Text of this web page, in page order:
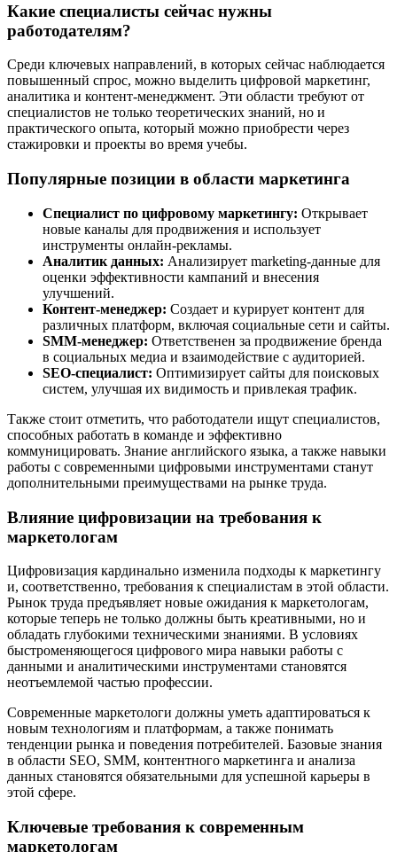
Какие специалисты сейчас нужны
работодателям?
Среди ключевых направлений, в которых сейчас наблюдается
повышенный спрос, можно выделить цифровой маркетинг,
аналитика и контент-менеджмент. Эти области требуют от
специалистов не только теоретических знаний, но и
практического опыта, который можно приобрести через
стажировки и проекты во время учебы.
Популярные позиции в области маркетинга
Специалист по цифровому маркетингу: Открывает
новые каналы для продвижения и использует
инструменты онлайн-рекламы.
Аналитик данных: Анализирует marketing-данные для
оценки эффективности кампаний и внесения
улучшений.
Контент-менеджер: Создает и курирует контент для
различных платформ, включая социальные сети и сайты.
SMM-менеджер: Ответственен за продвижение бренда
в социальных медиа и взаимодействие с аудиторией.
SEO-специалист: Оптимизирует сайты для поисковых
систем, улучшая их видимость и привлекая трафик.
Также стоит отметить, что работодатели ищут специалистов,
способных работать в команде и эффективно
коммуницировать. Знание английского языка, а также навыки
работы с современными цифровыми инструментами станут
дополнительными преимуществами на рынке труда.
Влияние цифровизации на требования к
маркетологам
Цифровизация кардинально изменила подходы к маркетингу
и, соответственно, требования к специалистам в этой области.
Рынок труда предъявляет новые ожидания к маркетологам,
которые теперь не только должны быть креативными, но и
обладать глубокими техническими знаниями. В условиях
быстроменяющегося цифрового мира навыки работы с
данными и аналитическими инструментами становятся
неотъемлемой частью профессии.
Современные маркетологи должны уметь адаптироваться к
новым технологиям и платформам, а также понимать
тенденции рынка и поведения потребителей. Базовые знания
в области SEO, SMM, контентного маркетинга и анализа
данных становятся обязательными для успешной карьеры в
этой сфере.
Ключевые требования к современным
маркетологам